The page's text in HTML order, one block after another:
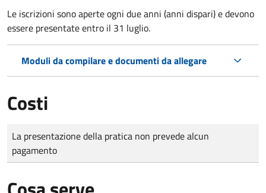
Le iscrizioni sono aperte ogni due anni (anni dispari) e devono
essere presentate entro il 31 luglio.
Moduli da compilare e documenti da allegare
Costi
Tipo di pagamento
Importo
La presentazione della pratica non prevede alcun
pagamento